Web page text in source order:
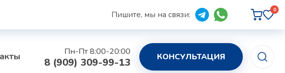
Пишите, мы на связи: 0
Пн-Пт 8:00-20:00
8 (909) 309-99-13 КОНСУЛЬТАЦИЯ